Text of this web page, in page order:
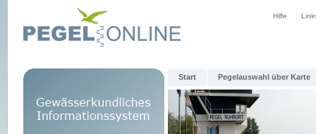
Hilfe
Start Pegelauswahl über Karte